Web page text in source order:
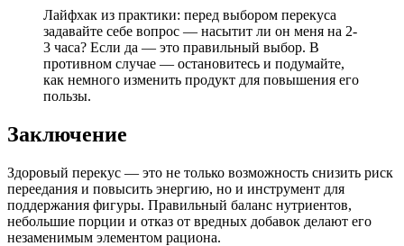
Лайфхак из практики: перед выбором перекуса
задавайте себе вопрос — насытит ли он меня на 2-
3 часа? Если да — это правильный выбор. В
противном случае — остановитесь и подумайте,
как немного изменить продукт для повышения его
пользы.
Заключение
Здоровый перекус — это не только возможность снизить риск
переедания и повысить энергию, но и инструмент для
поддержания фигуры. Правильный баланс нутриентов,
небольшие порции и отказ от вредных добавок делают его
незаменимым элементом рациона.